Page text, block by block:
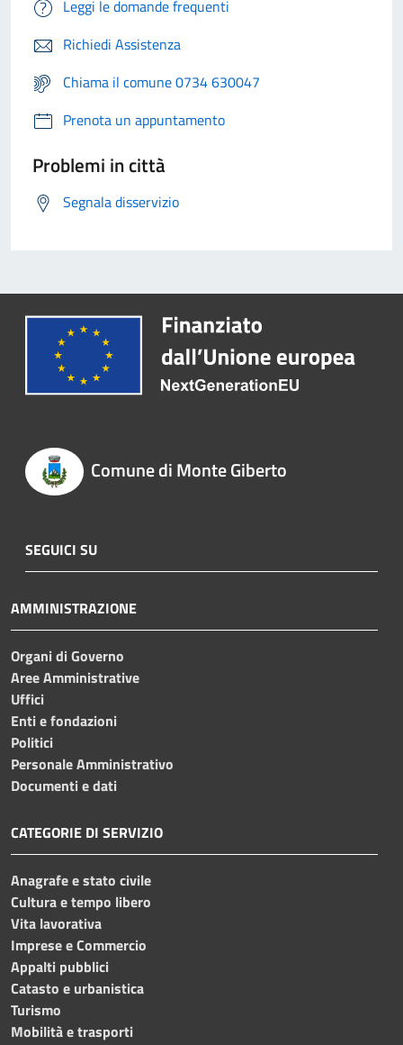
Leggi le domande frequenti
Richiedi Assistenza
Chiama il comune 0734 630047
Prenota un appuntamento
Problemi in città
Segnala disservizio
Comune di Monte Giberto
SEGUICI SU
AMMINISTRAZIONE
Organi di Governo
Aree Amministrative
Uffici
Enti e fondazioni
Politici
Personale Amministrativo
Documenti e dati
CATEGORIE DI SERVIZIO
Anagrafe e stato civile
Cultura e tempo libero
Vita lavorativa
Imprese e Commercio
Appalti pubblici
Catasto e urbanistica
Turismo
Mobilità e trasporti